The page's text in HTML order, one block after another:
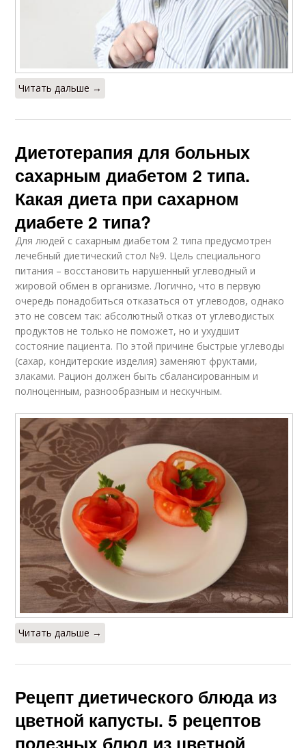
Читать дальше →
Диетотерапия для больных
сахарным диабетом 2 типа.
Какая диета при сахарном
диабете 2 типа?
Для людей с сахарным диабетом 2 типа предусмотрен
лечебный диетический стол №9. Цель специального
питания – восстановить нарушенный углеводный и
жировой обмен в организме. Логично, что в первую
очередь понадобиться отказаться от углеводов, однако
это не совсем так: абсолютный отказ от углеводистых
продуктов не только не поможет, но и ухудшит
состояние пациента. По этой причине быстрые углеводы
(сахар, кондитерские изделия) заменяют фруктами,
злаками. Рацион должен быть сбалансированным и
полноценным, разнообразным и нескучным.
Читать дальше →
Рецепт диетического блюда из
цветной капусты. 5 рецептов
полезных блюд из цветной